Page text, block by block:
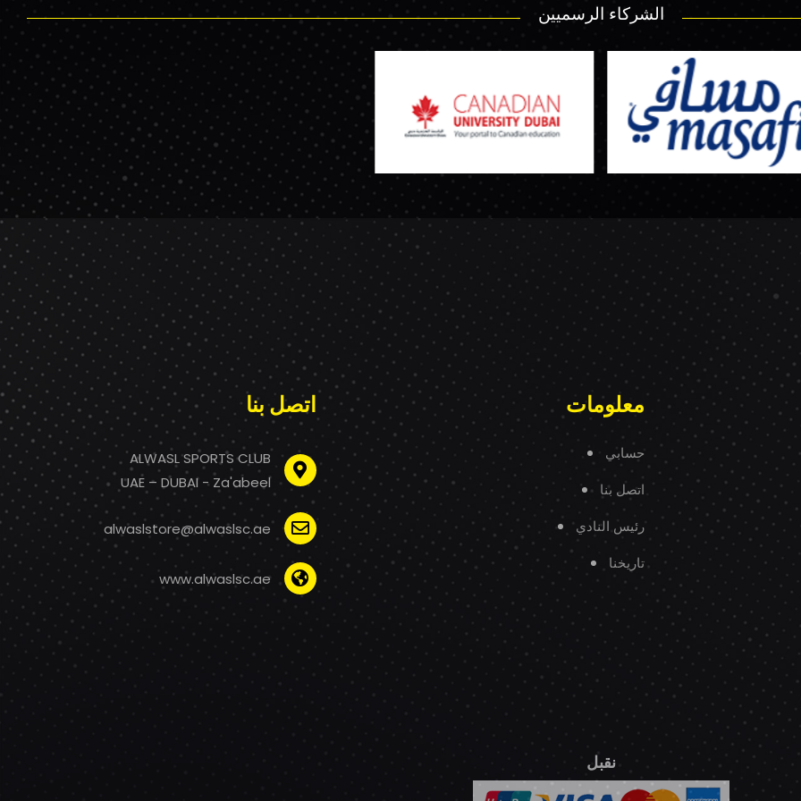
الشركاء الرسميين
معلومات
حسابي
اتصل بنا
رئيس النادي
تاريخنا
اتصل بنا
ALWASL SPORTS CLUB
UAE – DUBAI - Za'abeel
alwaslstore@alwaslsc.ae
www.alwaslsc.ae
نقبل